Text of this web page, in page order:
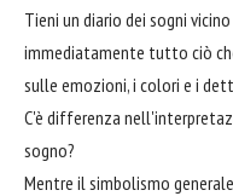
Tieni un diario dei sogni
immediatamente tutto ciò
sulle emozioni, i colori e i
C'è differenza
sogno?
Mentre il simbolismo